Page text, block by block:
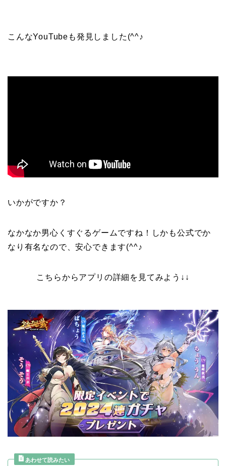
こんなYouTubeも発見しました(^^♪
いかがですか？
なかなか男心くすぐるゲームですね！しかも公式でか
なり有名なので、安心できます(^^♪
こちらからアプリの詳細を見てみよう↓↓